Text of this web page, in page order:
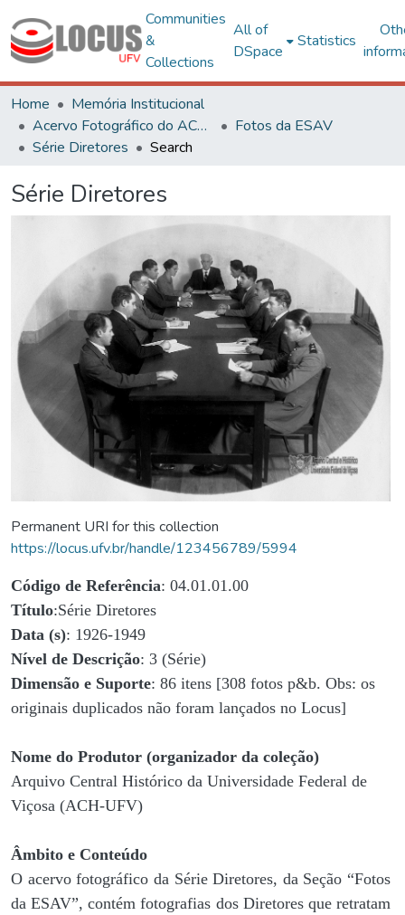
Communities
&
Collections
All of
DSpace
Statistics
Home
Memória Institucional
Acervo Fotográfico do ACH-UFV
Fotos da ESAV
Série Diretores
Search
Série Diretores
Permanent URI for this collection
https://locus.ufv.br/handle/123456789/5994
Código de Referência: 04.01.01.00
Título:Série Diretores
Data (s): 1926-1949
Nível de Descrição: 3 (Série)
Dimensão e Suporte: 86 itens [308 fotos p&b. Obs: os
originais duplicados não foram lançados no Locus]
Nome do Produtor (organizador da coleção)
Arquivo Central Histórico da Universidade Federal de
Viçosa (ACH-UFV)
Âmbito e Conteúdo
O acervo fotográfico da Série Diretores, da Seção “Fotos
da ESAV”, contém fotografias dos Diretores que retratam